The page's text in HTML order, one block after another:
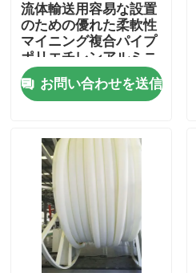
ホーム
製品
企業情報
会社案内
流体輸送用容易な設置
のための優れた柔軟性
マイニング複合パイプ
ポリエチレンアルミニ
ウム複合パイプ
お問い合わせを送信